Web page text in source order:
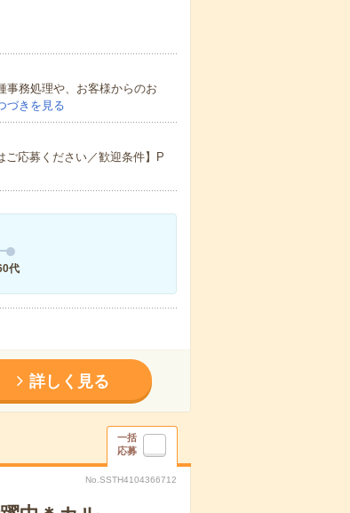
事務処理や、お客様からのお
づきを見る
応募ください／歓迎条件】P
代
詳しく見る
一括
応募
No.SSTH4104366712